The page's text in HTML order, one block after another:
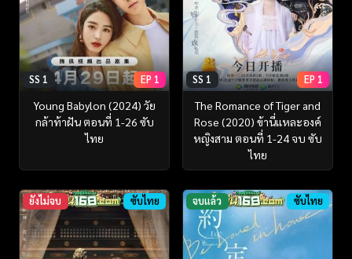
SS 1 EP 1
Young Babylon (2024) วัย
กล้าท้าฝัน ตอนที่ 1-26 ซับ
ไทย
SS 1 EP 1
The Romance of Tiger and
Rose (2020) ข้านี่เเหละองค์
หญิงสาม ตอนที่ 1-24 จบ ซับ
ไทย
ยังไม่จบ ซับไทย จบแล้ว ซับไทย